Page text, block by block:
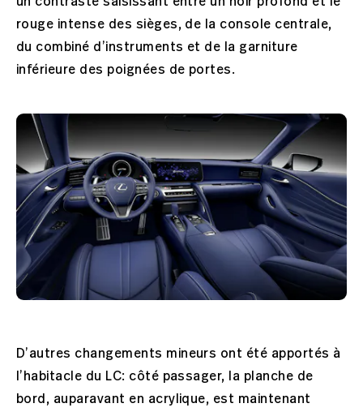
rouge intense des sièges, de la console centrale,
du combiné d’instruments et de la garniture
inférieure des poignées de portes.
D’autres changements mineurs ont été apportés à
l’habitacle du LC: côté passager, la planche de
bord, auparavant en acrylique, est maintenant